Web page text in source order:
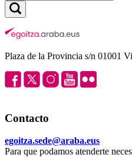
Plaza de la Provincia s/n 01001
Contacto
egoitza.sede@araba.eus
Para que podamos atenderte